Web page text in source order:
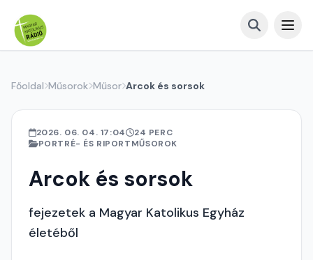
Főoldal Műsorok Műsor Arcok és sorsok
2026. 06. 04. 17:04
24 PERC
PORTRÉ- ÉS RIPORTMŰSOROK
Arcok és sorsok
fejezetek a Magyar Katolikus Egyház
életéből